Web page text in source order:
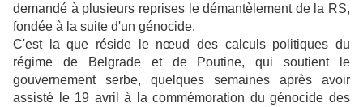
demandé à plusieurs reprises le démantèlement de la RS,
fondée à la suite d'un génocide.
C'est la que réside le nœud des calculs politiques du
régime de Belgrade et de Poutine, qui soutient le
gouvernement serbe, quelques semaines après avoir
assisté le 19 avril à la commémoration du génocide des